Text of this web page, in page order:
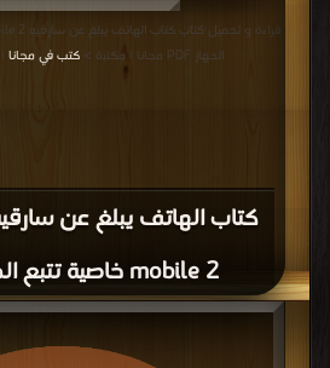
mobile 2 خاصية تتبع الجهاز PDF
الجهاز PDF مجانا | مكتبة >
كتب في مجانا